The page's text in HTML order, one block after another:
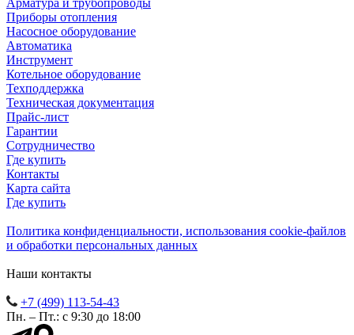
Арматура и трубопроводы
Приборы отопления
Насосное оборудование
Автоматика
Инструмент
Котельное оборудование
Техподдержка
Техническая документация
Прайс-лист
Гарантии
Сотрудничество
Где купить
Контакты
Карта сайта
Где купить
Политика конфиденциальности, использования сookie-файлов
и обработки персональных данных
Наши контакты
+7 (499) 113-54-43
Пн. – Пт.: с 9:30 до 18:00